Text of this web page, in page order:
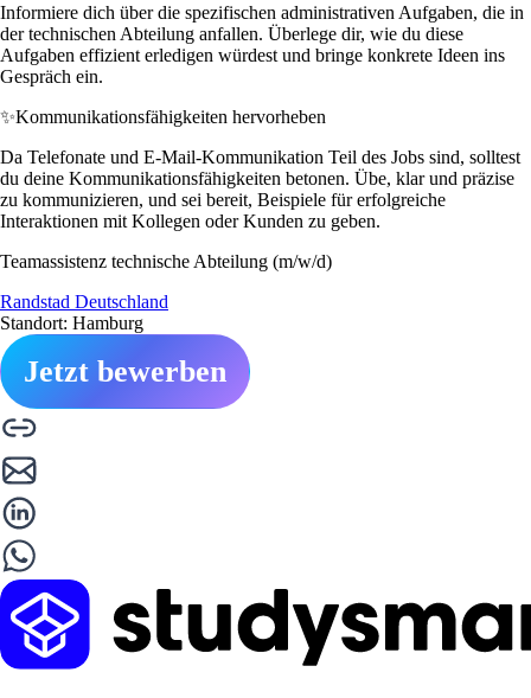
Informiere dich über die spezifischen administrativen Aufgaben, die in
der technischen Abteilung anfallen. Überlege dir, wie du diese
Aufgaben effizient erledigen würdest und bringe konkrete Ideen ins
Gespräch ein.
✨Kommunikationsfähigkeiten hervorheben
Da Telefonate und E-Mail-Kommunikation Teil des Jobs sind, solltest
du deine Kommunikationsfähigkeiten betonen. Übe, klar und präzise
zu kommunizieren, und sei bereit, Beispiele für erfolgreiche
Interaktionen mit Kollegen oder Kunden zu geben.
Teamassistenz technische Abteilung (m/w/d)
Randstad Deutschland
Standort: Hamburg
Jetzt bewerben